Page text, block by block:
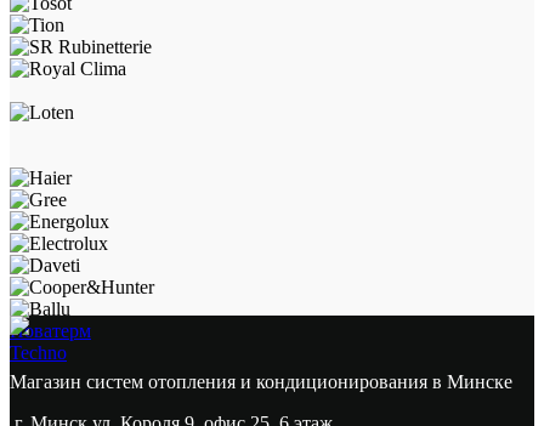
Новатерм
Techno
Магазин систем отопления и кондиционирования в Минске